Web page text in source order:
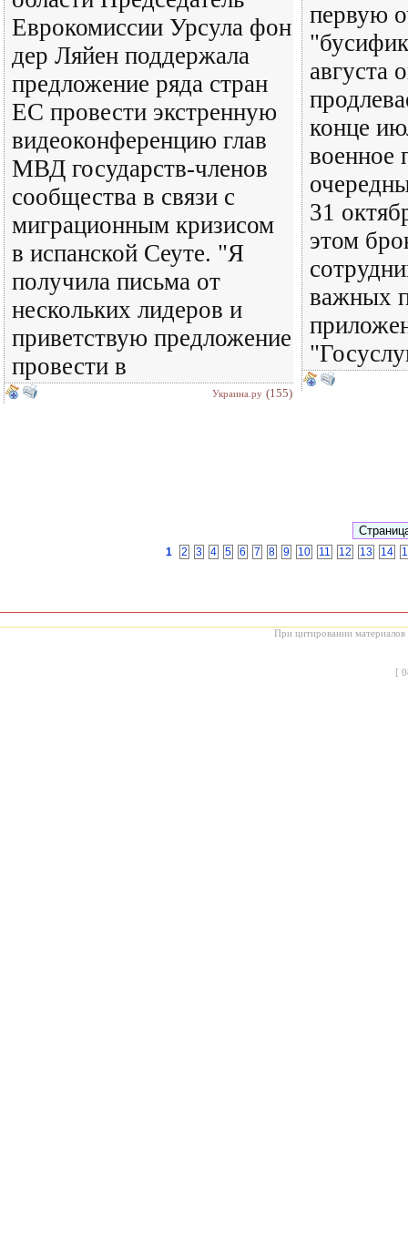
Еврокомиссии Урсула фон
дер Ляйен поддержала
предложение ряда стран
ЕС провести экстренную
видеоконференцию глав
МВД государств-членов
сообщества в связи с
миграционным кризисом
в испанской Сеуте. "Я
получила письма от
нескольких лидеров и
приветствую предложение
провести в
Украина.ру (155)
первую
августа
конце
военное
31
этом
важных
1 2 3 4 5 6 7 8 9 10 11 12 13 14
При цитировании материалов
[